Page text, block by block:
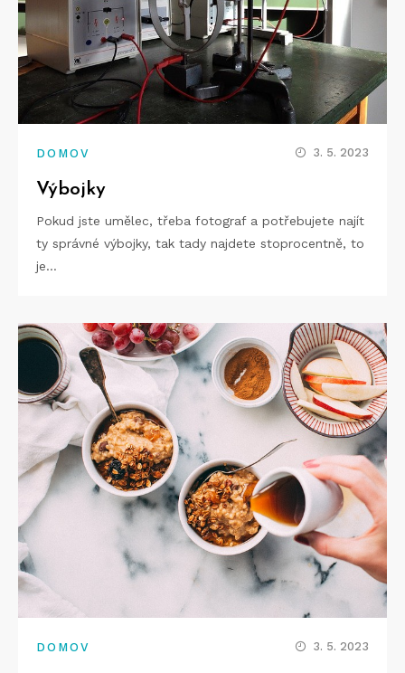
DOMOV 3. 5. 2023
Výbojky
Pokud jste umělec, třeba fotograf a potřebujete najít
ty správné výbojky, tak tady najdete stoprocentně, to
je…
DOMOV 3. 5. 2023